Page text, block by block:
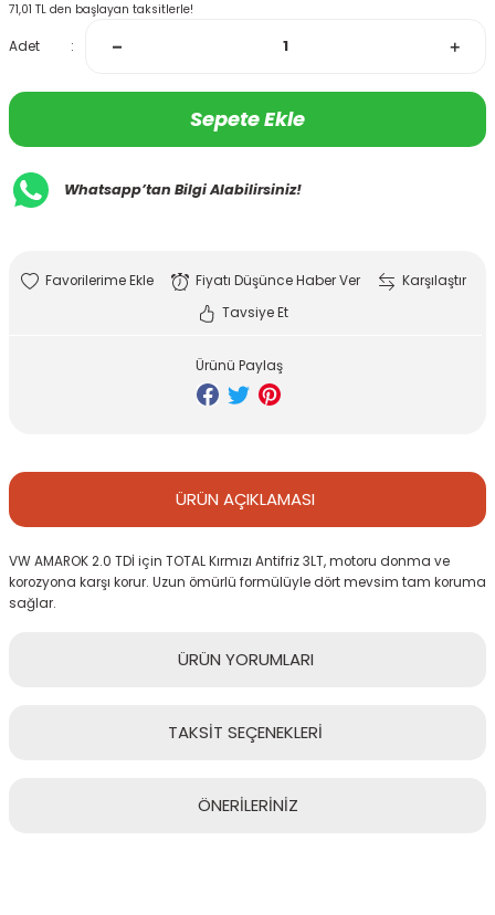
71,01 TL den başlayan taksitlerle!
Adet
Sepete Ekle
Whatsapp’tan Bilgi Alabilirsiniz!
Fiyatı Düşünce Haber Ver
Karşılaştır
Tavsiye Et
Ürünü Paylaş
ÜRÜN AÇIKLAMASI
VW AMAROK 2.0 TDİ için TOTAL Kırmızı Antifriz 3LT, motoru donma ve
korozyona karşı korur. Uzun ömürlü formülüyle dört mevsim tam koruma
sağlar.
ÜRÜN YORUMLARI
TAKSİT SEÇENEKLERİ
ÖNERİLERİNİZ